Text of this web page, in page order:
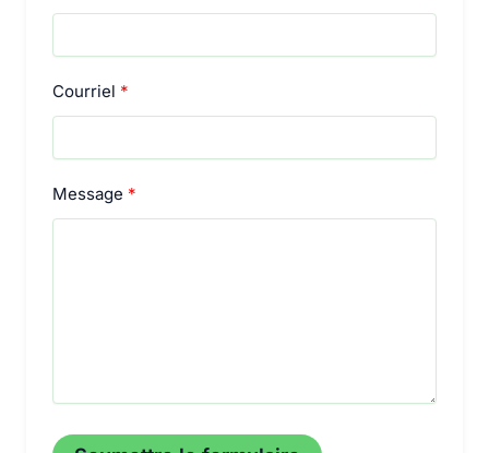
Courriel
Message